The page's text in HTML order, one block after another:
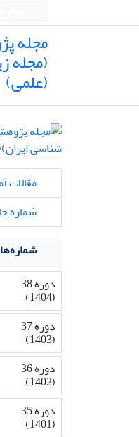
مجله
(مجله
(علمی)
مقالات
شماره
دوره 38
(1404)
دوره 37
(1403)
دوره 36
(1402)
دوره 35
(1401)